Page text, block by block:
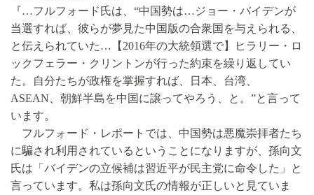
『…フルフォード氏は、“中国勢は…ジョー・バイデンが
当選すれば、彼らが夢見た中国版の合衆国を与えられる、
と伝えられていた…【2016年の大統領選で】ヒラリー・ロ
ックフェラー・クリントンが行った約束を繰り返してい
た。自分たちが政権を掌握すれば、日本、台湾、
ASEAN、朝鮮半島を中国に譲ってやろう、と。”と言って
います。
フルフォード・レポートでは、中国勢は悪魔崇拝者たち
に騙され利用されているということになりますが、孫向文
氏は「バイデンの立候補は習近平が民主党に命令した」と
言っています。私は孫向文氏の情報が正しいと見ていま